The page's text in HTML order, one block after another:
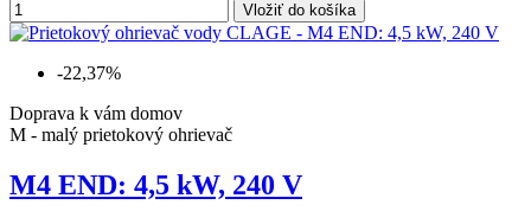
Vložiť do košíka
-22,37%
Doprava k vám domov
M - malý prietokový ohrievač
M4 END: 4,5 kW, 240 V